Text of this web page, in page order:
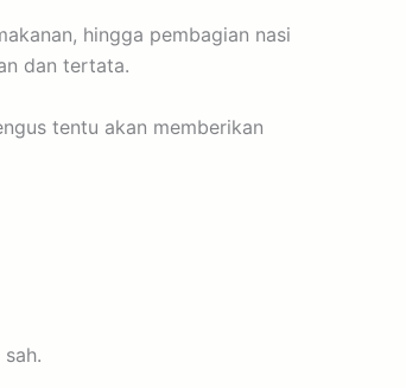
hingga pembagian nasi
dan tertata.
tentu akan memberikan